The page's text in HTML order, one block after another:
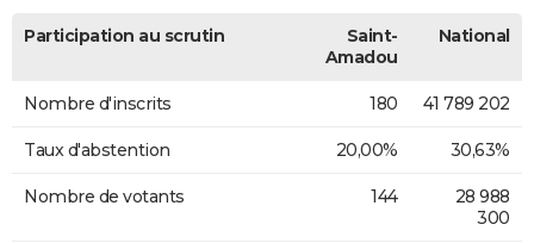
Participation au scrutin
Saint-
Amadou
National
Nombre d'inscrits 180 41 789 202
Taux d'abstention 20,00% 30,63%
Nombre de votants 144
28 988
300